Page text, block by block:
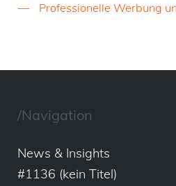
Professionelle Werbung
/Navigation
News & Insights
#1136 (kein Titel)